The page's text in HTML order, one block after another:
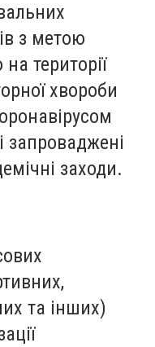
з метою
території
хвороби
запроваджені
заходи.
та інших)